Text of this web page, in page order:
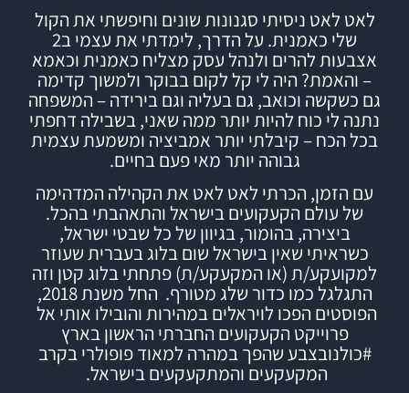
לאט לאט ניסיתי סגנונות שונים וחיפשתי את הקול
שלי כאמנית. על הדרך, לימדתי את עצמי ב2
אצבעות להרים ולנהל עסק מצליח כאמנית וכאמא
– והאמת? היה לי קל לקום בבוקר ולמשוך קדימה
גם כשקשה וכואב, גם בעליה וגם בירידה – המשפחה
נתנה לי כוח להיות יותר ממה שאני, בשבילה דחפתי
בכל הכח – קיבלתי יותר אמביציה ומשמעת עצמית
גבוהה יותר מאי פעם בחיים.
עם הזמן, הכרתי לאט לאט את הקהילה המדהימה
של עולם הקעקועים בישראל והתאהבתי בהכל.
ביצירה, בהומור, בגיוון של כל שבטי ישראל,
כשראיתי שאין בישראל שום בלוג בעברית שעוזר
למקועקע/ת (או המקעקע/ת) פתחתיבלוגקטן וזה
התגלגל כמו כדור שלג מטורף.
החל משנת 2018,
הפוסטים הפכו לויראלים במהירות והובילו אותי אל
פרוייקט הקעקועים החברתי הראשון בארץ
#כולנובצבעשהפך במהרה למאוד פופולרי בקרב
המקעקעים והמתקעקעים בישראל.